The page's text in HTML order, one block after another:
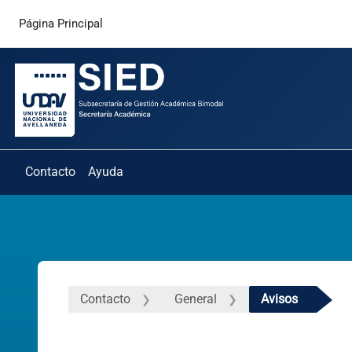
Página Principal
Contacto Ayuda
Contacto General Avisos